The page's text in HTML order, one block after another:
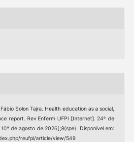
Solon Tajra. Health education as a social,
report. Rev Enferm UFPI [Internet]. 24º de
de agosto de 2026];8(spe). Disponível em:
reufpi/article/view/549